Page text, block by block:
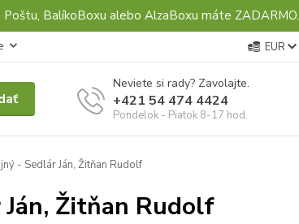
BalíkoBoxu alebo AlzaBoxu máte ZADARMO.
EUR
Neviete si rady? Zavolajte.
+421 54 474 4424
Pondelok - Piatok 8-17 hod.
- Sedlár Ján, Žitňan Rudolf
Žitňan Rudolf